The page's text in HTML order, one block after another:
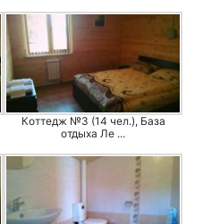
Коттедж №3 (14 чел.), База
отдыха Ле ...